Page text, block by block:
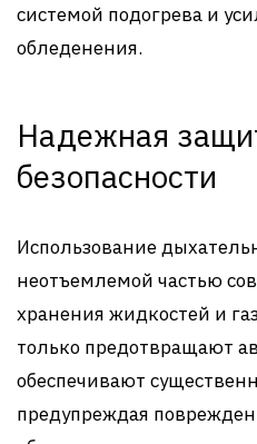
системой подогрева и
обледенения.
Надежная
безопасности
Использование
неотъемлемой частью
хранения жидкостей и
только предотвращают
обеспечивают
предупреждая